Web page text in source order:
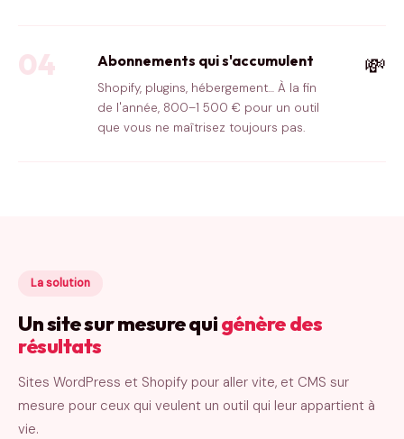
04 Abonnements qui s'accumulent
Shopify, plugins, hébergement… À la fin
de l'année, 800–1 500 € pour un outil
que vous ne maîtrisez toujours pas.
💸
La solution
Un site sur mesure quigénère des
résultats
Sites WordPress et Shopify pour aller vite, et CMS sur
mesure pour ceux qui veulent un outil qui leur appartient à
vie.